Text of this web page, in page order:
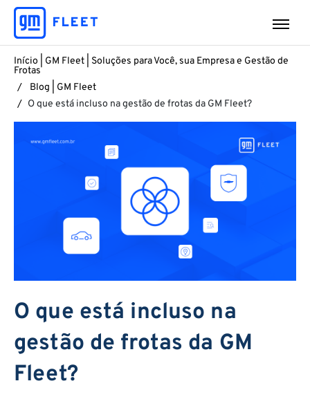
Início | GM Fleet | Soluções para Você, sua Empresa e Gestão de
Frotas
Blog | GM Fleet
O que está incluso na gestão de frotas da GM Fleet?
O que está incluso na
gestão de frotas da GM
Fleet?